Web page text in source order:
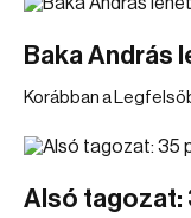
Baka András
Korábban a
Alsó tagozat: